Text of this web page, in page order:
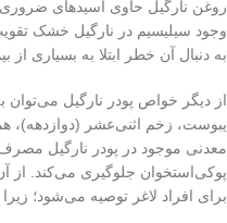
روغن نارگیل حاوی اسیدهای
وجود سیلیسیم در نارگیل خشک
به دنبال آن خطر ابتلا به بسیاری
از دیگر خواص پودر نارگیل
یبوست، زخم اثنی‌عشر (دوازدهه)،
معدنی موجود در پودر نارگیل
پوکی‌استخوان جلوگیری می‌کند.
برای افراد لاغر توصیه می‌شود؛